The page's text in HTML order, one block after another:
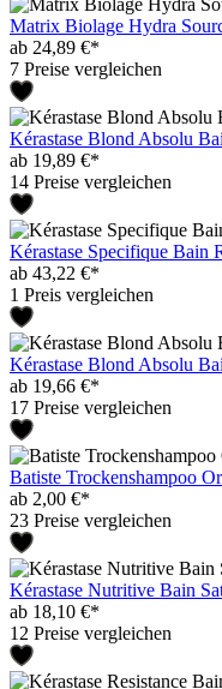
Matrix Biolage Hydra
ab 24,89 €*
7 Preise vergleichen
Kérastase Blond Absolu
ab 19,89 €*
14 Preise vergleichen
Kérastase Specifique Bain
ab 43,22 €*
1 Preis vergleichen
Kérastase Blond Absolu
ab 19,66 €*
17 Preise vergleichen
Batiste Trockenshampoo
ab 2,00 €*
23 Preise vergleichen
Kérastase Nutritive Bain
ab 18,10 €*
12 Preise vergleichen